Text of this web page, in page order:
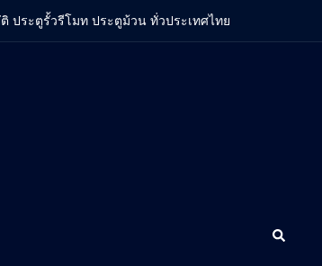
ประตูรั้วรีโมท ประตูม้วน ทั่วประเทศไทย
Search